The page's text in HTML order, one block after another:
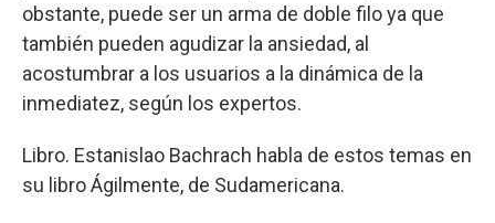
obstante, puede ser un arma de doble filo ya que
también pueden agudizar la ansiedad, al
acostumbrar a los usuarios a la dinámica de la
inmediatez, según los expertos.
Libro. Estanislao Bachrach habla de estos temas en
su libro Ágilmente, de Sudamericana.